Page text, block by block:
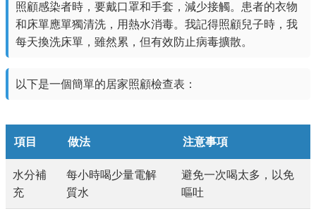
照顧感染者時，要戴口罩和手套，減少接觸。患者的衣物
和床單應單獨清洗，用熱水消毒。我記得照顧兒子時，我
每天換洗床單，雖然累，但有效防止病毒擴散。
以下是一個簡單的居家照顧檢查表：
項目 做法 注意事項
水分補
充
每小時喝少量電解
質水
避免一次喝太多，以免
嘔吐